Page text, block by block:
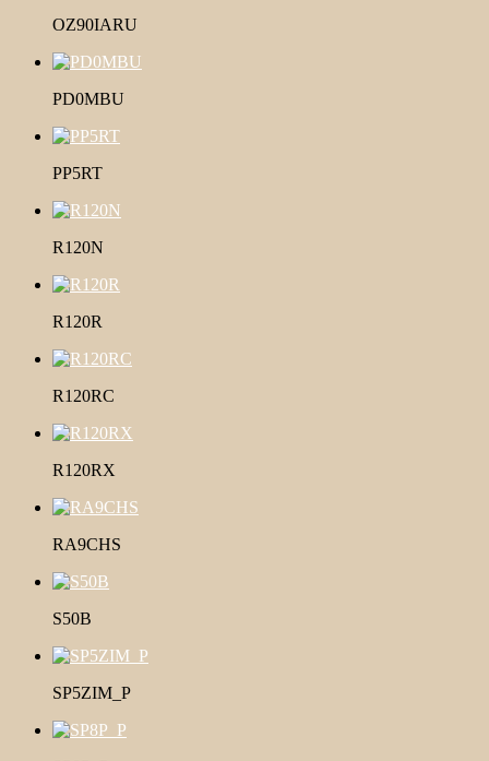
OZ90IARU
PD0MBU
PP5RT
R120N
R120R
R120RC
R120RX
RA9CHS
S50B
SP5ZIM_P